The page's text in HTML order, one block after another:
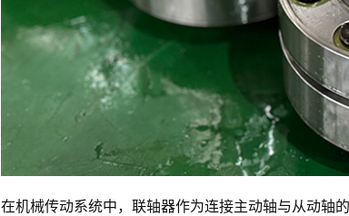
在机械传动系统中，联轴器作为连接主动轴与从动轴